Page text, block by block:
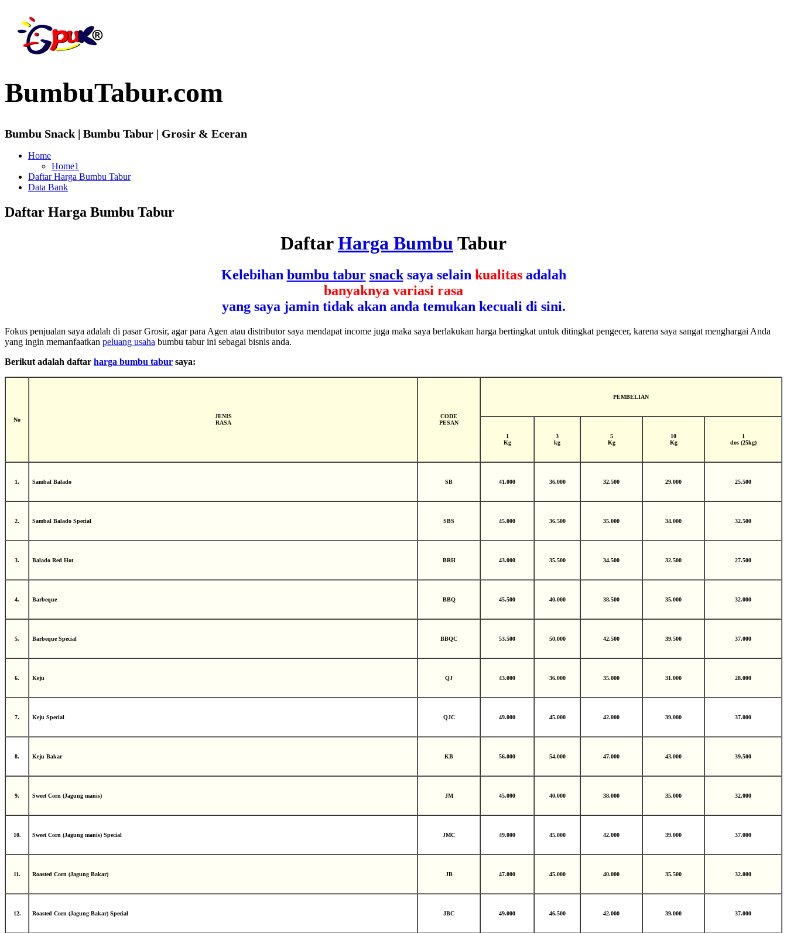
BumbuTabur.com
Bumbu Snack | Bumbu Tabur | Grosir & Eceran
Home
Home1
Daftar Harga Bumbu Tabur
Data Bank
Daftar Harga Bumbu Tabur
DaftarHarga Bumbu Tabur
Kelebihan bumbu tabur snacksaya selain kualitas adalah
banyaknya variasi rasa
yang saya jamin tidak akan anda temukan kecuali di sini.
Fokus penjualan saya adalah di pasar Grosir, agar para Agen atau distributor saya mendapat income juga maka saya berlakukan harga bertingkat untuk ditingkat pengecer, karena saya sangat menghargai Anda
yang ingin memanfaatkan peluang usaha bumbu tabur ini sebagai bisnis anda.
Berikut adalah daftar harga bumbu tabur saya:
No
JENIS
RASA
CODE
PESAN
PEMBELIAN
1
Kg
3
kg
5
Kg
10
Kg
1
dos (25kg)
1. Sambal Balado SB 41.000 36.000 32.500 29.000 25.500
2. Sambal Balado Special SBS 45.000 36.500 35.000 34.000 32.500
3. Balado Red Hot BRH 43.000 35.500 34.500 32.500 27.500
4. Barbeque BBQ 45.500 40.000 38.500 35.000 32.000
5. Barbeque Special BBQC 53.500 50.000 42.500 39.500 37.000
6. Keju QJ 43.000 36.000 35.000 31.000 28.000
7. Keju Special QJC 49.000 45.000 42.000 39.000 37.000
8. Keju Bakar KB 56.000 54.000 47.000 43.000 39.500
9. Sweet Corn (Jagung manis) JM 45.000 40.000 38.000 35.000 32.000
10. Sweet Corn (Jagung manis) Special JMC 49.000 45.000 42.000 39.000 37.000
11. Roasted Corn (Jagung Bakar) JB 47.000 45.000 40.000 35.500 32.000
12. Roasted Corn (Jagung Bakar) Special JBC 49.000 46.500 42.000 39.000 37.000